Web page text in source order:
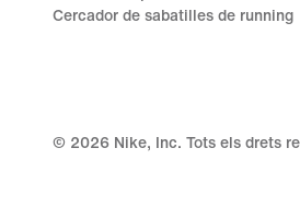
Cercador de sabatilles de running
© 2026 Nike, Inc. Tots els drets